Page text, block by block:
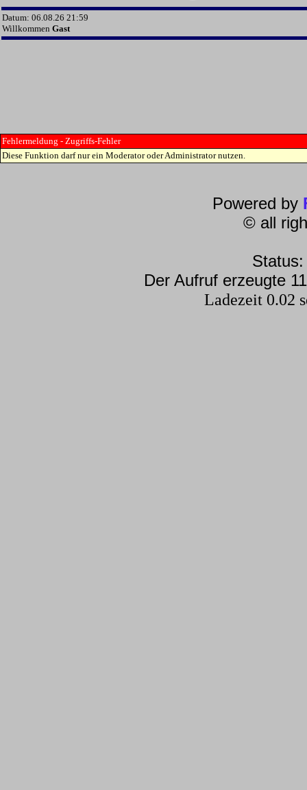
Datum: 06.08.26 21:59
Willkommen Gast
Fehlermeldung - Zugriffs-Fehler
Diese Funktion darf nur ein Moderator oder Administrator nutzen.
Powered by
© all
Der Aufruf erzeugte
Ladezeit 0.02